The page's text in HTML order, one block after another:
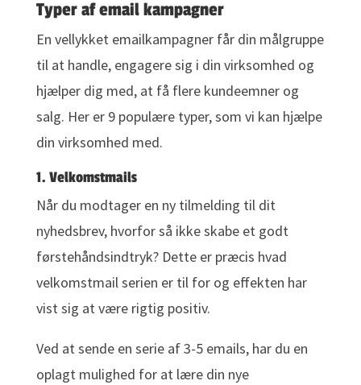
Typer af email kampagner
En vellykket emailkampagner får din målgruppe
til at handle, engagere sig i din virksomhed og
hjælper dig med, at få flere kundeemner og
salg. Her er 9 populære typer, som vi kan hjælpe
din virksomhed med.
1. Velkomstmails
Når du modtager en ny tilmelding til dit
nyhedsbrev, hvorfor så ikke skabe et godt
førstehåndsindtryk? Dette er præcis hvad
velkomstmail serien er til for og effekten har
vist sig at være rigtig positiv.
Ved at sende en serie af 3-5 emails, har du en
oplagt mulighed for at lære din nye